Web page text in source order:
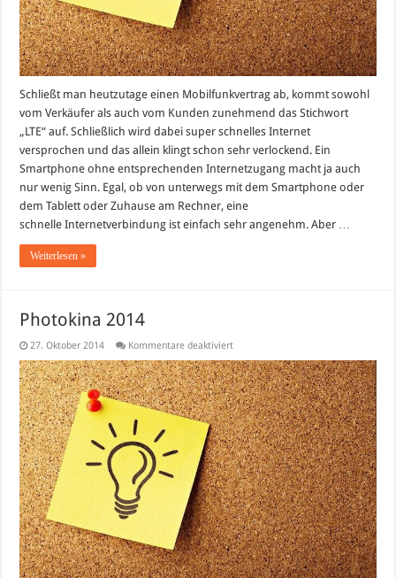
Schließt man heutzutage einen Mobilfunkvertrag ab, kommt sowohl
vom Verkäufer als auch vom Kunden zunehmend das Stichwort
„LTE“ auf. Schließlich wird dabei super schnelles Internet
versprochen und das allein klingt schon sehr verlockend. Ein
Smartphone ohne entsprechenden Internetzugang macht ja auch
nur wenig Sinn. Egal, ob von unterwegs mit dem Smartphone oder
dem Tablett oder Zuhause am Rechner, eine
schnelle Internetverbindung ist einfach sehr angenehm. Aber …
Weiterlesen »
Photokina 2014
27. Oktober 2014 Kommentare deaktiviertfür
2014